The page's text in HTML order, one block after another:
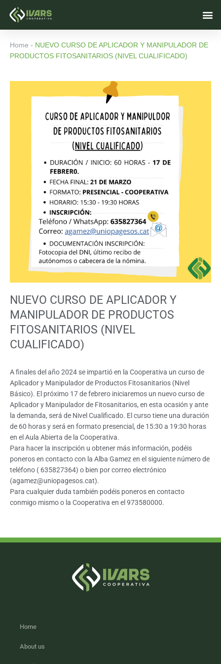
Home - NUEVO CURSO DE APLICADOR Y MANIPULADOR DE
PRODUCTOS FITOSANITARIOS (NIVEL CUALIFICADO)
NUEVO CURSO DE APLICADOR Y
MANIPULADOR DE PRODUCTOS
FITOSANITARIOS (NIVEL
CUALIFICADO)
A finales del año 2024 se impartió en la Cooperativa un curso de
Aplicador y Manipulador de Productos Fitosanitarios (Nivel
Básico). El próximo 17 de febrero iniciaremos un nuevo curso de
Aplicador y Manipulador de Fitosanitarios, en esta ocasión y ante
la demanda, será de Nivel Cualificado. El curso tiene una duración
de 60 horas y será en formato presencial, de 15:30 a 19:30 horas
en el Aula Abierta de la Cooperativa.
Para hacer la inscripción u obtener más información, podéis
poneros en contacto con la Alba Gamez en el siguiente número de
teléfono ( 635827364) o bien por correo electrónico
(agamez@uniopagesos.cat).
Para cualquier duda también podéis poneros en contacto
conmigo mismo o la Cooperativa en el 973580000.
Home
About us